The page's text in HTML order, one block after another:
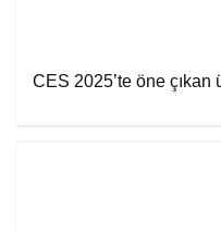
CES 2025’te öne çıkan